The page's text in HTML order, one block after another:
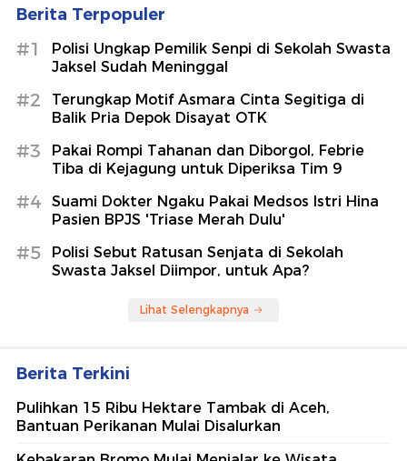
Berita Terpopuler
#1
Polisi Ungkap Pemilik Senpi di Sekolah Swasta
Jaksel Sudah Meninggal
#2
Terungkap Motif Asmara Cinta Segitiga di
Balik Pria Depok Disayat OTK
#3
Pakai Rompi Tahanan dan Diborgol, Febrie
Tiba di Kejagung untuk Diperiksa Tim 9
#4
Suami Dokter Ngaku Pakai Medsos Istri Hina
Pasien BPJS 'Triase Merah Dulu'
#5
Polisi Sebut Ratusan Senjata di Sekolah
Swasta Jaksel Diimpor, untuk Apa?
Lihat Selengkapnya
Berita Terkini
Pulihkan 15 Ribu Hektare Tambak di Aceh,
Bantuan Perikanan Mulai Disalurkan